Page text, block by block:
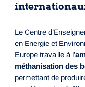
Le Centre
en Energie et
Europe travaille à l’
méthanisation des
permettant de